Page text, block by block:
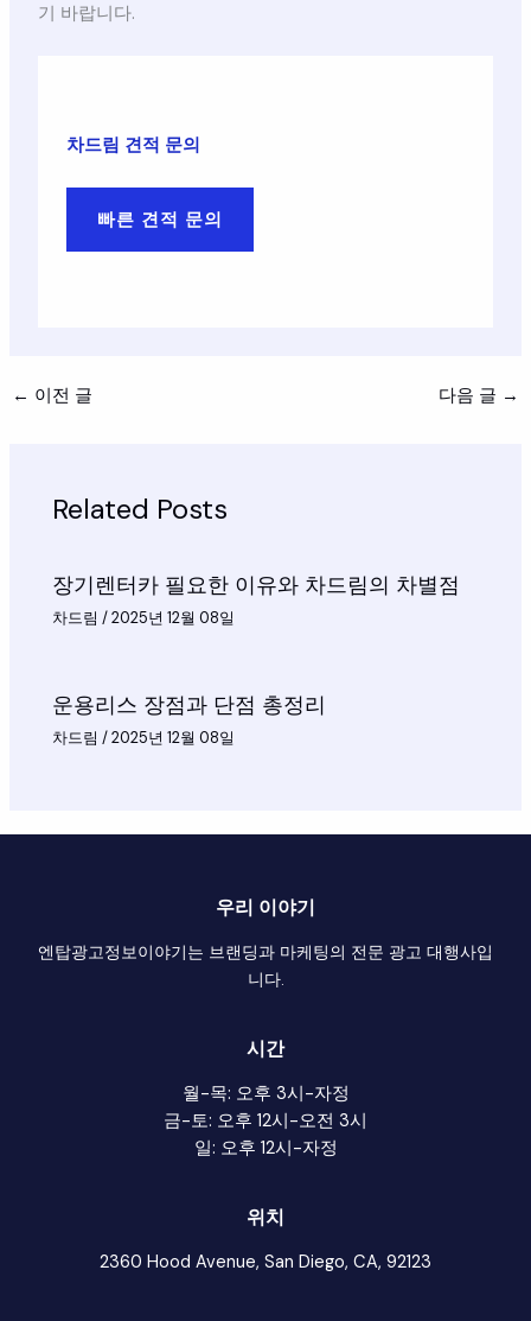
기 바랍니다.
차드림 견적 문의
빠른 견적 문의
← 이전 글 다음 글 →
Related Posts
장기렌터카 필요한 이유와 차드림의 차별점
차드림 /2025년 12월 08일
운용리스 장점과 단점 총정리
차드림 /2025년 12월 08일
우리 이야기
엔탑광고정보이야기는 브랜딩과 마케팅의 전문 광고 대행사입
니다.
시간
월-목: 오후 3시-자정
금-토: 오후 12시-오전 3시
일: 오후 12시-자정
위치
2360 Hood Avenue, San Diego, CA, 92123